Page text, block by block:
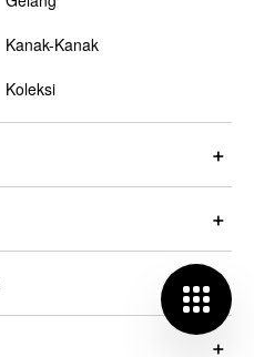
Kanak-Kanak
Koleksi